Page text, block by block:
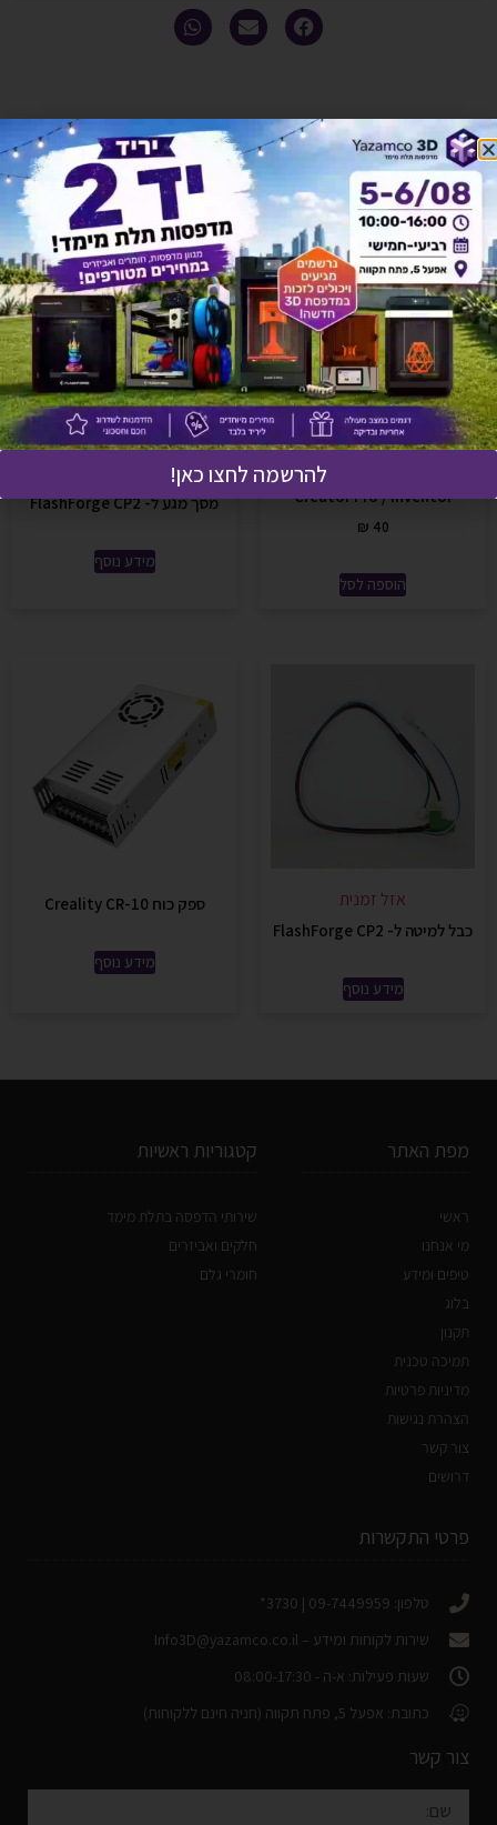
אולי יעניין אותך גם
מדבקה ל- FlashForge CP2 /
Creator Pro / Inventor
₪ 40
הוספה לסל
מסך מגע ל- FlashForge CP2
מידע נוסף
אזל זמנית
כבל למיטה ל- FlashForge CP2
מידע נוסף
ספק כוח Creality CR-10
מידע נוסף
מפת האתר
ראשי
מי אנחנו
טיפים ומידע
בלוג
תקנון
תמיכה טכנית
מדיניות פרטיות
הצהרת נגישות
צור קשר
דרושים
קטגוריות ראשיות
שירותי הדפסה בתלת מימד
חלקים ואביזרים
חומרי גלם
פרטי התקשרות
טלפון: 09-7449959 | 3730*
שירות לקוחות ומידע – Info3D@yazamco.co.il
שעות פעילות: א-ה - 08:00-17:30
כתובת: אפעל 5, פתח תקווה (חניה חינם ללקוחות)
צור קשר
להרשמה לחצו כאן!